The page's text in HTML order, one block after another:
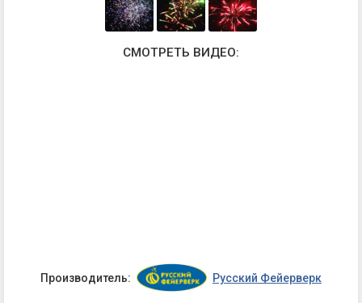
СМОТРЕТЬ ВИДЕО:
Производитель: Русский Фейерверк